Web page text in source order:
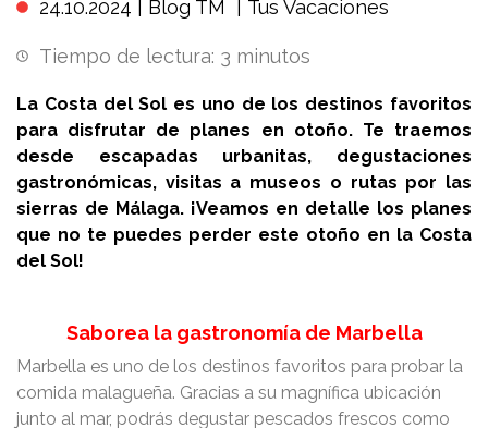
24.10.2024 | Blog TM Tus Vacaciones
Tiempo de lectura: 3 minutos
La Costa del Sol es uno de los destinos favoritos
para disfrutar de planes en otoño. Te traemos
desde escapadas urbanitas, degustaciones
gastronómicas, visitas a museos o rutas por las
sierras de Málaga. ¡Veamos en detalle los planes
que no te puedes perder este otoño en la Costa
del Sol!
Saborea la gastronomía de Marbella
Marbella es uno de los destinos favoritos para probar la
comida malagueña. Gracias a su magnífica ubicación
junto al mar, podrás degustar pescados frescos como